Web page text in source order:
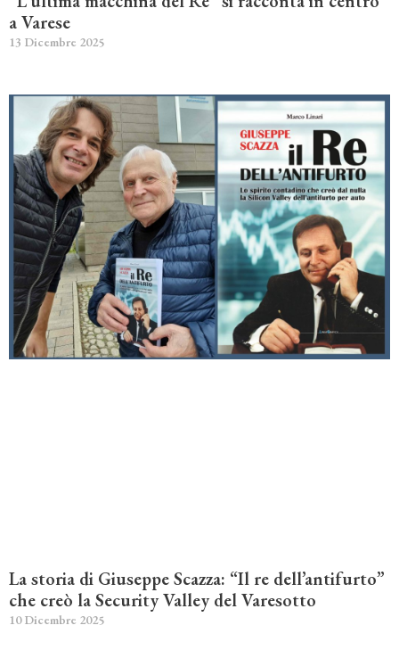
a Varese
13 Dicembre 2025
La storia di Giuseppe Scazza: “Il re dell’antifurto”
che creò la Security Valley del Varesotto
10 Dicembre 2025